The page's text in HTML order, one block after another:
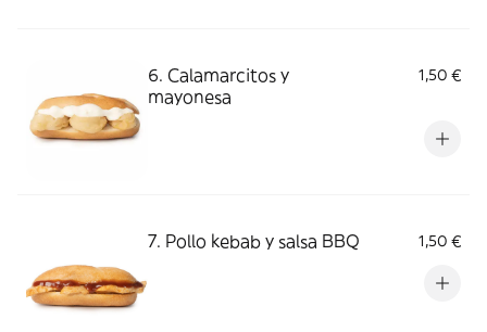
6. Calamarcitos y
mayonesa
1,50 €
7. Pollo kebab y salsa BBQ 1,50 €